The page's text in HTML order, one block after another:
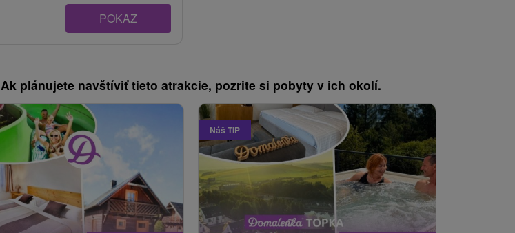
POKAZ
Ak plánujete navštíviť tieto atrakcie, pozrite si pobyty v ich okolí.
Náš TIP